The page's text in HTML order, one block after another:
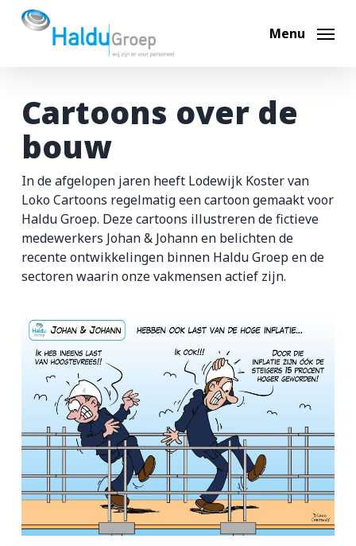
Skip
Menu
Cartoons over de
bouw
In de afgelopen jaren heeft Lodewijk Koster van
Loko Cartoons regelmatig een cartoon gemaakt voor
Haldu Groep. Deze cartoons illustreren de fictieve
medewerkers Johan & Johann en belichten de
recente ontwikkelingen binnen Haldu Groep en de
sectoren waarin onze vakmensen actief zijn.
Hoi, ik ben Max
Ik help je graag op weg. Waar ben je naar op zoek?
Bouwvacatures
Techniek vacatures
Werken bij Haldu
ZZP-opdrachten
Vakmensen nodig?